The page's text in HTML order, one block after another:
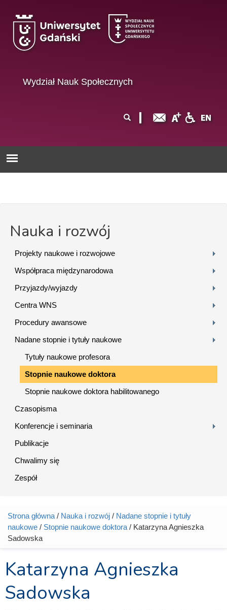
Wydział Nauk Społecznych
wyszukiwania
Nauka i rozwój
Projekty naukowe i rozwojowe
Współpraca międzynarodowa
Przyjazdy/wyjazdy
Centra WNS
Procedury awansowe
Nadane stopnie i tytuły naukowe
Tytuły naukowe profesora
Stopnie naukowe doktora
Stopnie naukowe doktora habilitowanego
Czasopisma
Konferencje i seminaria
Publikacje
Chwalimy się
Zespół
Jesteś tutaj
Strona główna / Nauka i rozwój / Nadane stopnie i tytuły
naukowe / Stopnie naukowe doktora / Katarzyna Agnieszka
Sadowska
Katarzyna Agnieszka
Sadowska